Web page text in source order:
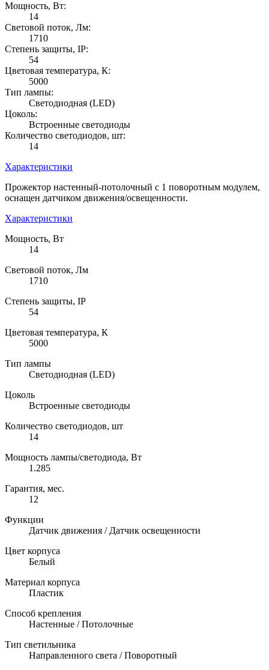
Мощность, Вт:
14
Световой поток, Лм:
1710
Степень защиты, IP:
54
Цветовая температура, К:
5000
Тип лампы:
Светодиодная (LED)
Цоколь:
Встроенные светодиоды
Количество светодиодов, шт:
14
Характеристики
Прожектор настенный-потолочный с 1 поворотным модулем,
оснащен датчиком движения/освещенности.
Характеристики
Мощность, Вт
14
Световой поток, Лм
1710
Степень защиты, IP
54
Цветовая температура, К
5000
Тип лампы
Светодиодная (LED)
Цоколь
Встроенные светодиоды
Количество светодиодов, шт
14
Мощность лампы/светодиода, Вт
1.285
Гарантия, мес.
12
Функции
Датчик движения / Датчик освещенности
Цвет корпуса
Белый
Материал корпуса
Пластик
Способ крепления
Настенные / Потолочные
Тип светильника
Направленного света / Поворотный